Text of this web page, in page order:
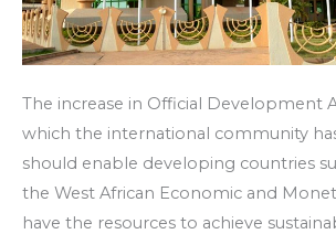
The increase in Official Development
which the international community
should enable developing countries
the West African Economic and
have the resources to achieve